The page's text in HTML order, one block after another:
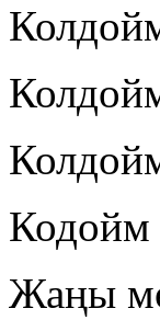
Кодойм
Жаңы